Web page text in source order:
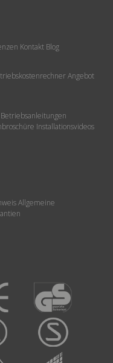
Kontakt Blog
Angebot
Installationsvideos
Allgemeine